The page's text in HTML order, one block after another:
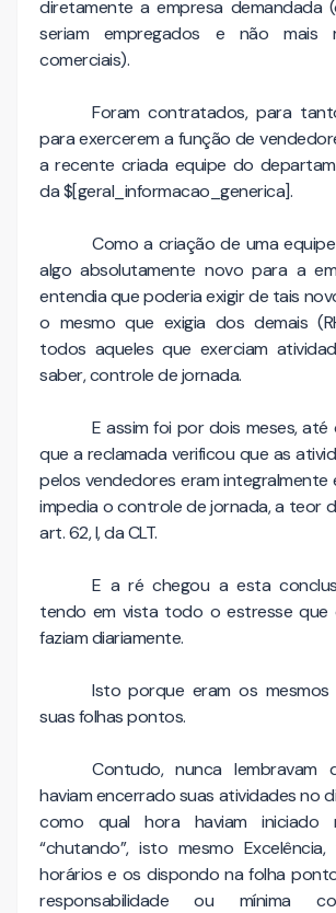
diretamente a empresa demandada
seriam empregados e não mais
comerciais).
Foram contratados, para
para exercerem a função de
a recente criada equipe do
da $[geral_informacao_generica].
Como a criação de uma
algo absolutamente novo para a
entendia que poderia exigir de tais
o mesmo que exigia dos demais
todos aqueles que exerciam
saber, controle de jornada.
E assim foi por dois meses,
que a reclamada verificou que as
pelos vendedores eram integralmente
impedia o controle de jornada, a teor
art. 62, I, da CLT.
E a ré chegou a esta
tendo em vista todo o estresse que
faziam diariamente.
Isto porque eram os
suas folhas pontos.
Contudo, nunca lembravam
haviam encerrado suas atividades no
como qual hora haviam
“chutando”, isto mesmo Excelência,
horários e os dispondo na folha
responsabilidade ou mínima